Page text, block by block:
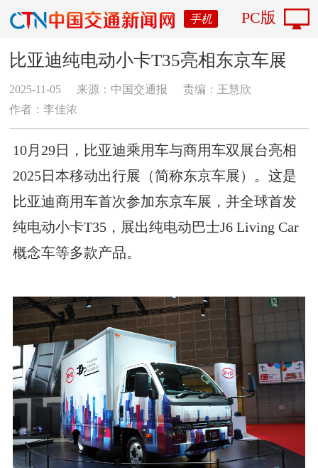
手机 PC版
比亚迪纯电动小卡T35亮相东京车展
2025-11-05 来源：中国交通报
责编：王慧欣
作者：李佳浓
10月29日，比亚迪乘用车与商用车双展台亮相
2025日本移动出行展（简称东京车展）。这是
比亚迪商用车首次参加东京车展，并全球首发
纯电动小卡T35，展出纯电动巴士J6 Living Car
概念车等多款产品。